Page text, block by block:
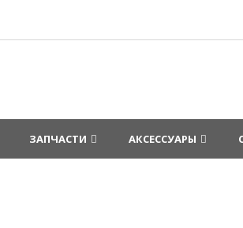
ЗАПЧАСТИ АКСЕССУАРЫ